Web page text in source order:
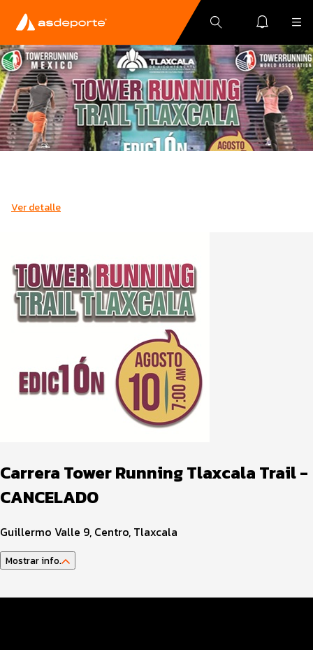
Ver detalle
Carrera Tower Running Tlaxcala Trail -
CANCELADO
Guillermo Valle 9, Centro, Tlaxcala
Mostrar info.